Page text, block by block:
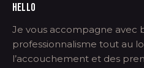
HELLO
Je vous accompagne avec
professionnalisme tout au
l’accouchement et des